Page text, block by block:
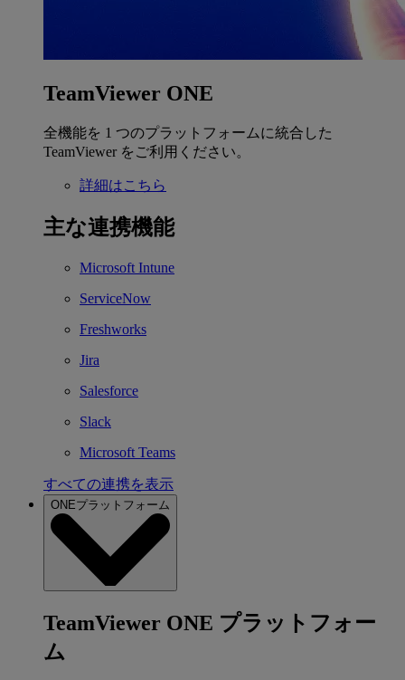
TeamViewer ONE
全機能を 1 つのプラットフォームに統合した
TeamViewer をご利用ください。
詳細はこちら
主な連携機能
Microsoft Intune
ServiceNow
Freshworks
Jira
Salesforce
Slack
Microsoft Teams
すべての連携を表示
ONEプラットフォーム
TeamViewer ONE プラットフォー
ム